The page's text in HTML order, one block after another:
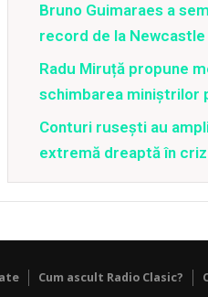
Bruno Guimaraes a
record de la Newcastle
Radu Miruță propune
schimbarea
Conturi rusești au
extremă dreaptă în
Cum ascult Radio Clasic?